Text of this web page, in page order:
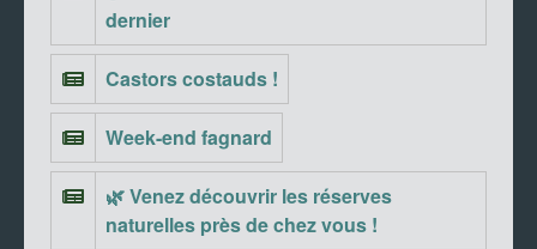
dernier
Castors costauds !
Week-end fagnard
🌿 Venez découvrir les réserves
naturelles près de chez vous !